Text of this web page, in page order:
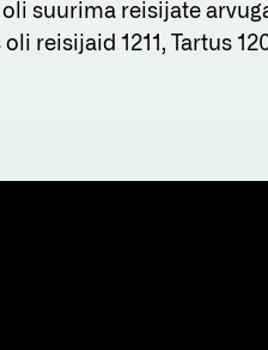
suurima reisijate
reisijaid 1211, Tartus